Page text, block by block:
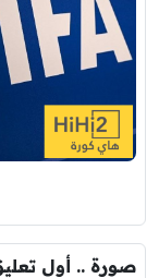
صورة .. أول